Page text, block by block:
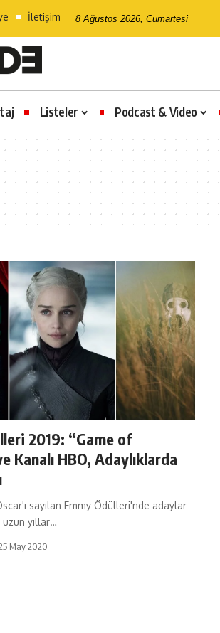
İletişim 8 Ağustos 2026, Cumartesi
Listeler Podcast & Video
2019: “Game of
Kanalı HBO, Adaylıklarda
sayılan Emmy Ödülleri'nde adaylar
yıllar…
May 2020